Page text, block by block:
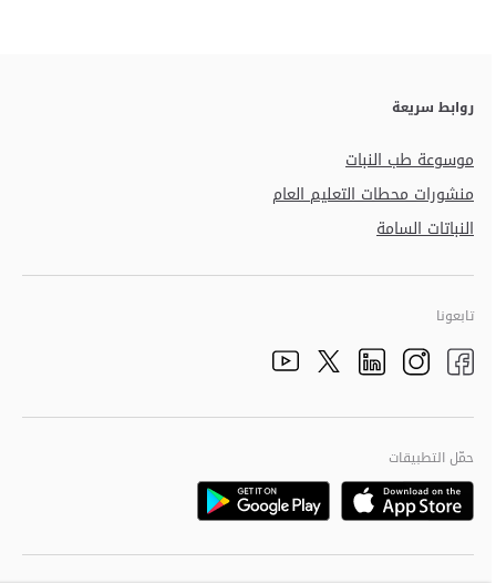
روابط سريعة
موسوعة طب النبات
منشورات محطات التعليم العام
النباتات السامة
تابعونا
الذهاب الى تم
الذهاب الى تمالذهاب الى تمالذهاب الى تمالذهاب الى تم
حمّل التطبيقات
Download
Download